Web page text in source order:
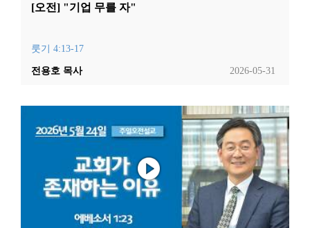
[오전] "기업 무를 자"
룻기 4:13-17
2026-05-31
전용호 목사